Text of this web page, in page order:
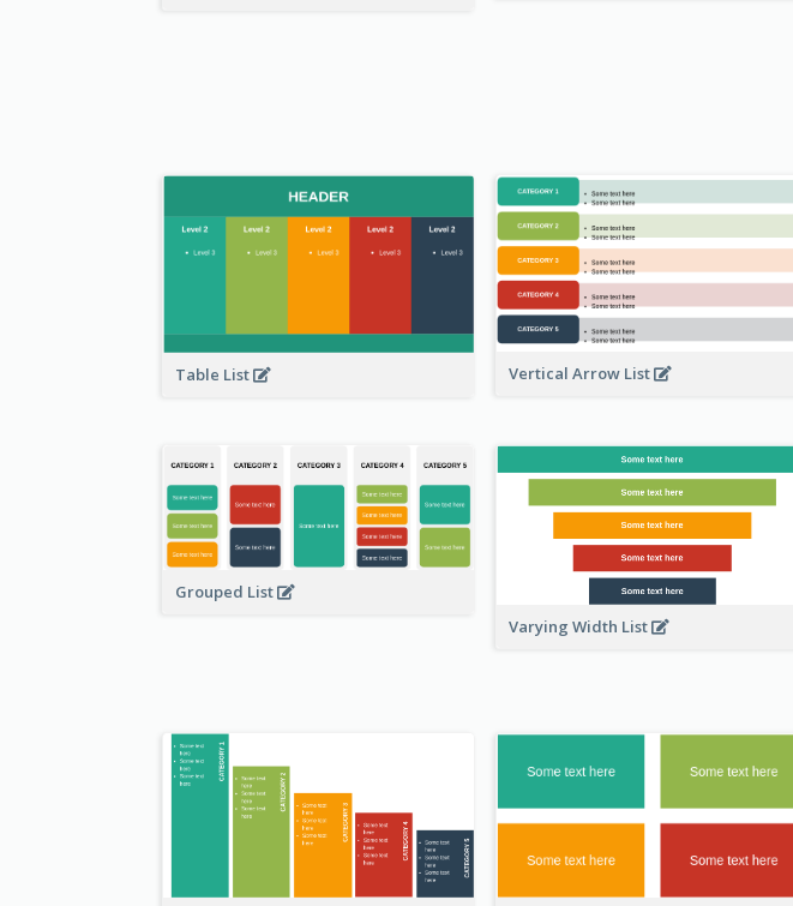
Table List Vertical Arrow List
Grouped List
Varying Width List